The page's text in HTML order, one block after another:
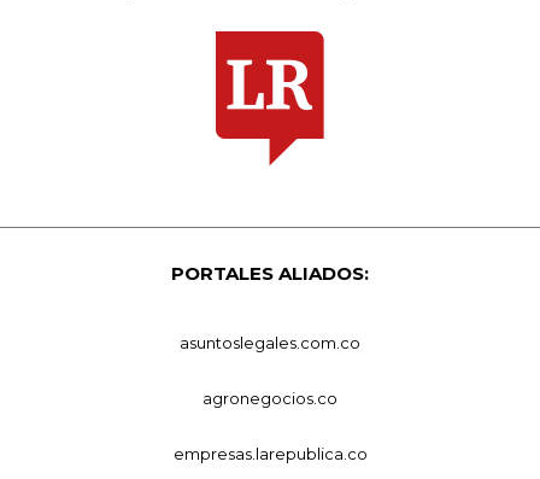
PORTALES ALIADOS:
asuntoslegales.com.co
agronegocios.co
empresas.larepublica.co